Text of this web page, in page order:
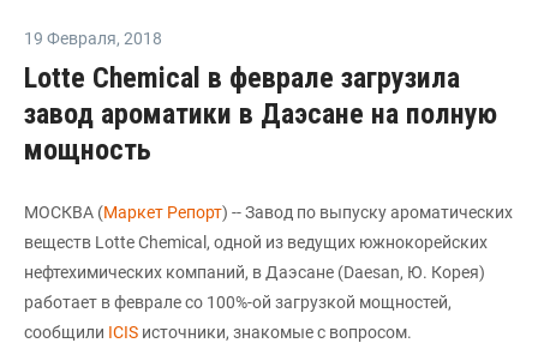
19 Февраля, 2018
Lotte Chemical в феврале загрузила
завод ароматики в Даэсане на полную
мощность
МОСКВА (Маркет Репорт) -- Завод по выпуску ароматических
веществ Lotte Chemical, одной из ведущих южнокорейских
нефтехимических компаний, в Даэсане (Daesan, Ю. Корея)
работает в феврале со 100%-ой загрузкой мощностей,
сообщили ICIS источники, знакомые с вопросом.